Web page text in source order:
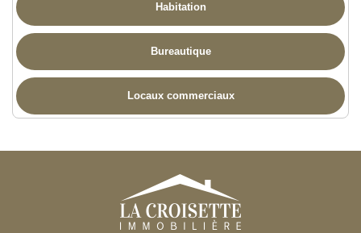
Habitation
Bureautique
Locaux commerciaux